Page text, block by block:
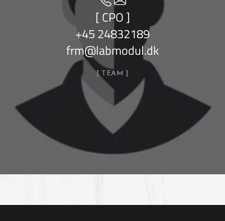
[ CPO ]
+45 24832189
frm@labmodul.dk
TEAM